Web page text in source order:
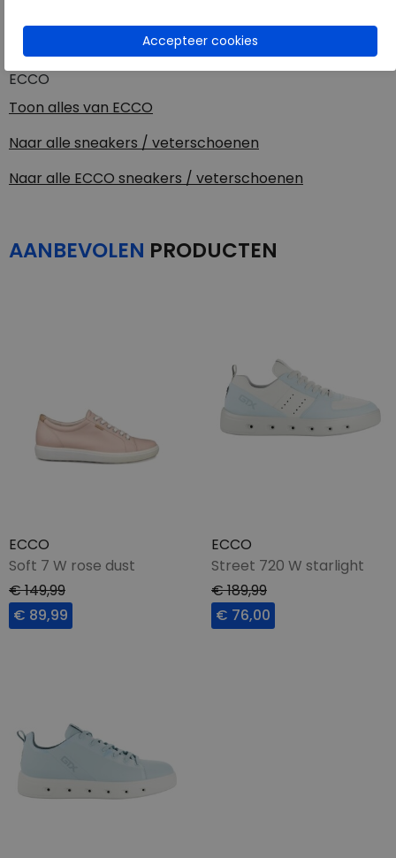
ECCO
Toon alles van ECCO
Naar alle sneakers / veterschoenen
Naar alle ECCO sneakers / veterschoenen
AANBEVOLEN PRODUCTEN
ECCO
Soft 7 W rose dust
€ 149,99
€ 89,99
ECCO
Street 720 W starlight
€ 189,99
€ 76,00